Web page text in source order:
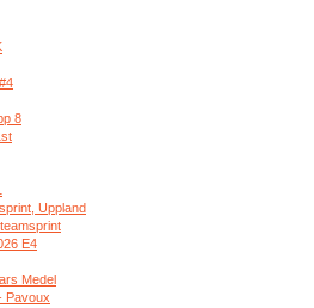
8
Uppland
E4
Medel
Pavoux